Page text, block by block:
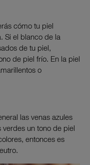
cómo tu piel
Si el blanco de la
de tu piel,
de piel frío. En la piel
o
las venas azules
un tono de piel
entonces es